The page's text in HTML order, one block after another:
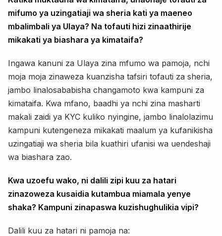
mifumo ya uzingatiaji wa sheria kati ya maeneo
mbalimbali ya Ulaya? Na tofauti hizi zinaathirije
mikakati ya biashara ya kimataifa?
Ingawa kanuni za Ulaya zina mfumo wa pamoja, nchi
moja moja zinaweza kuanzisha tafsiri tofauti za sheria,
jambo linalosababisha changamoto kwa kampuni za
kimataifa. Kwa mfano, baadhi ya nchi zina masharti
makali zaidi ya KYC kuliko nyingine, jambo linalolazimu
kampuni kutengeneza mikakati maalum ya kufanikisha
uzingatiaji wa sheria bila kuathiri ufanisi wa uendeshaji
wa biashara zao.
Kwa uzoefu wako, ni dalili zipi kuu za hatari
zinazoweza kusaidia kutambua miamala yenye
shaka? Kampuni zinapaswa kuzishughulikia vipi?
Dalili kuu za hatari ni pamoja na: